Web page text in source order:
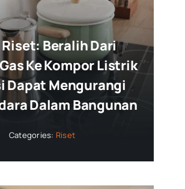
Beralih Dari
Ke Kompor Listrik
Dapat Mengurangi
Dalam Bangunan
Categories: Riset